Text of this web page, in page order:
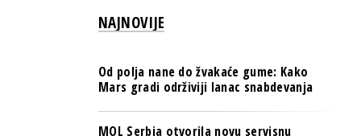
PULS REGIONA
NOVO NA RAFU
NOVO NA RAFU
NAJNOVIJE
Od polja nane do žvakaće gume: Kako
Mars gradi održiviji lanac snabdevanja
MOL Serbia otvorila novu servisnu